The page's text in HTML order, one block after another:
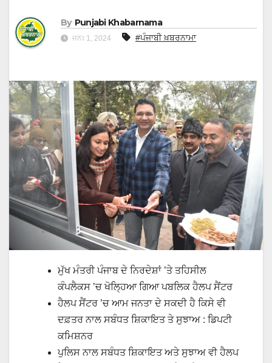
By Punjabi Khabarnama
ਜਨਃ 1, 2024 #ਪੰਜਾਬੀ ਖ਼ਬਰਨਾਮਾ
ਮੁੱਖ ਮੰਤਰੀ ਪੰਜਾਬ ਦੇ ਨਿਰਦੇਸ਼ਾਂ ’ਤੇ ਤਹਿਸੀਲ
ਕੰਪਲੈਕਸ ’ਚ ਖੋਲਿ੍ਹਆ ਗਿਆ ਪਬਲਿਕ ਹੈਲਪ ਸੈਂਟਰ
ਹੈਲਪ ਸੈਂਟਰ ’ਚ ਆਮ ਜਨਤਾ ਦੇ ਸਕਦੀ ਹੈ ਕਿਸੇ ਵੀ
ਦਫ਼ਤਰ ਨਾਲ ਸਬੰਧਤ ਸ਼ਿਕਾਇਤ ਤੇ ਸੁਝਾਅ : ਡਿਪਟੀ
ਕਮਿਸ਼ਨਰ
ਪੁਲਿਸ ਨਾਲ ਸਬੰਧਤ ਸ਼ਿਕਾਇਤ ਅਤੇ ਸੁਝਾਅ ਵੀ ਹੈਲਪ